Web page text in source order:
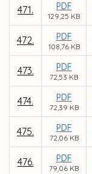
471. PDF
129,25 KB
472. PDF
108,76 KB
473. PDF
72,53 KB
474. PDF
72,39 KB
475. PDF
72,06 KB
476. PDF
79,06 KB